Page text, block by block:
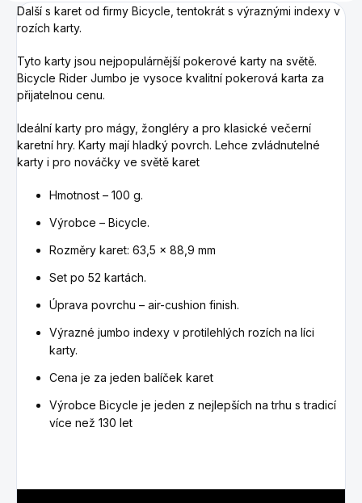
Další s karet od firmy Bicycle, tentokrát s výraznými indexy v
rozích karty.
Tyto karty jsou nejpopulárnější pokerové karty na světě.
Bicycle Rider Jumbo je vysoce kvalitní pokerová karta za
přijatelnou cenu.
Ideální karty pro mágy, žongléry a pro klasické večerní
karetní hry. Karty mají hladký povrch. Lehce zvládnutelné
karty i pro nováčky ve světě karet
Hmotnost – 100 g.
Výrobce – Bicycle.
Rozměry karet: 63,5 x 88,9 mm
Set po 52 kartách.
Úprava povrchu – air-cushion finish.
Výrazné jumbo indexy v protilehlých rozích na líci
karty.
Cena je za jeden balíček karet
Výrobce Bicycle je jeden z nejlepších na trhu s tradicí
více než 130 let